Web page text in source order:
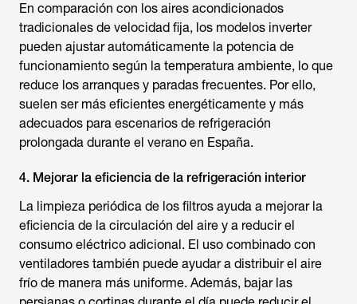
En comparación con los aires acondicionados
tradicionales de velocidad fija, los modelos inverter
pueden ajustar automáticamente la potencia de
funcionamiento según la temperatura ambiente, lo que
reduce los arranques y paradas frecuentes. Por ello,
suelen ser más eficientes energéticamente y más
adecuados para escenarios de refrigeración
prolongada durante el verano en España.
4. Mejorar la eficiencia de la refrigeración interior
La limpieza periódica de los filtros ayuda a mejorar la
eficiencia de la circulación del aire y a reducir el
consumo eléctrico adicional. El uso combinado con
ventiladores también puede ayudar a distribuir el aire
frío de manera más uniforme. Además, bajar las